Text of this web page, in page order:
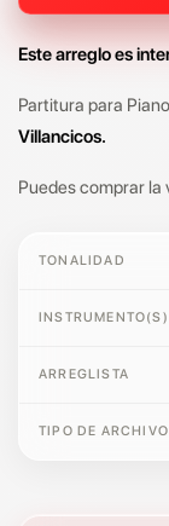
Este arreglo es
Partitura para
Villancicos.
Puedes comprar la
TONALIDAD
INSTRUMENTO(S)
ARREGLISTA
TIPO DE ARCHIVO